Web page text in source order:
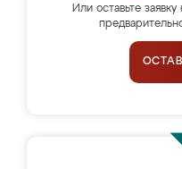
Или оставьте